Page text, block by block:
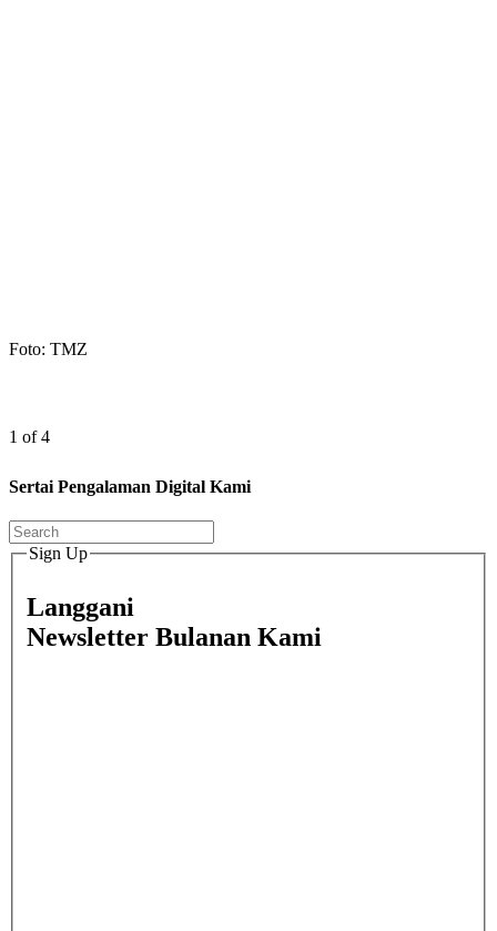
Foto: TMZ
1 of 4
Sertai Pengalaman Digital Kami
Sign Up
Langgani
Newsletter Bulanan Kami